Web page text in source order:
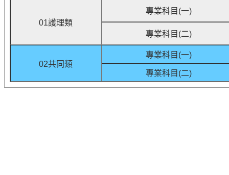
01護理類
專業科目(一)
專業科目(二)
02共同類
專業科目(一)
專業科目(二)